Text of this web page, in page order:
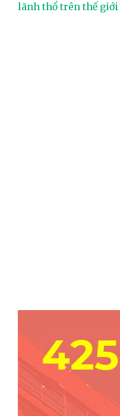
lãnh thổ trên thế giới